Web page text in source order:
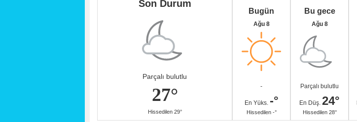
Son Durum
Parçalı bulutlu
27°
Hissedilen 29°
Bugün
Ağu 8
-
En Yüks. -°
Hissedilen -°
Bu gece
Ağu 8
Parçalı bulutlu
En Düş. 24°
Hissedilen 28°